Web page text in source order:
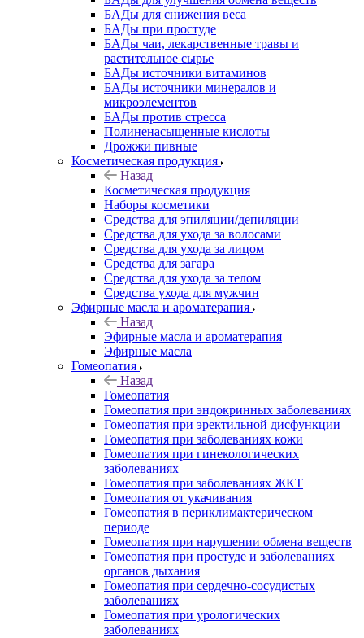
БАДы для снижения веса
БАДы при простуде
БАДы чаи, лекарственные травы и
растительное сырье
БАДы источники витаминов
БАДы источники минералов и
микроэлементов
БАДы против стресса
Полиненасыщенные кислоты
Дрожжи пивные
Косметическая продукция
Назад
Косметическая продукция
Наборы косметики
Средства для эпиляции/депиляции
Средства для ухода за волосами
Средства для ухода за лицом
Средства для загара
Средства для ухода за телом
Средства ухода для мужчин
Эфирные масла и ароматерапия
Назад
Эфирные масла и ароматерапия
Эфирные масла
Гомеопатия
Назад
Гомеопатия
Гомеопатия при эндокринных заболеваниях
Гомеопатия при эректильной дисфункции
Гомеопатия при заболеваниях кожи
Гомеопатия при гинекологических
заболеваниях
Гомеопатия при заболеваниях ЖКТ
Гомеопатия от укачивания
Гомеопатия в периклимактерическом
периоде
Гомеопатия при нарушении обмена веществ
Гомеопатия при простуде и заболеваниях
органов дыхания
Гомеопатия при сердечно-сосудистых
заболеваниях
Гомеопатия при урологических
заболеваниях